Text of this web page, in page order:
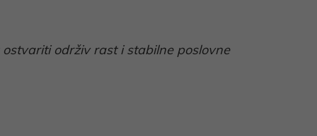
održiv rast i stabilne poslovne